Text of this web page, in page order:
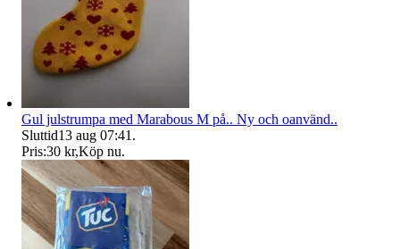
Gul julstrumpa med Marabous M på.. Ny och oanvänd..
Sluttid13 aug 07:41 .
Pris:30 kr,Köp nu.